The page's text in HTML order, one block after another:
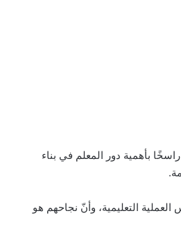
راسخًا بأهمية دور المعلم في بناء
التعليمية، وأنّ نجاحهم هو